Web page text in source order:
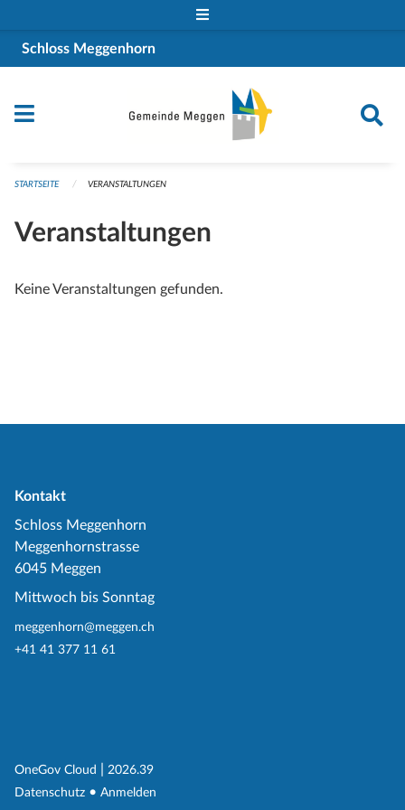
Schloss Meggenhorn
STARTSEITE VERANSTALTUNGEN
Veranstaltungen
Keine Veranstaltungen gefunden.
Kontakt
Schloss Meggenhorn
Meggenhornstrasse
6045 Meggen
Mittwoch bis Sonntag
meggenhorn@meggen.ch
+41 41 377 11 61
OneGov Cloud (External Link)
2026.39
Datenschutz (External Link)
Anmelden